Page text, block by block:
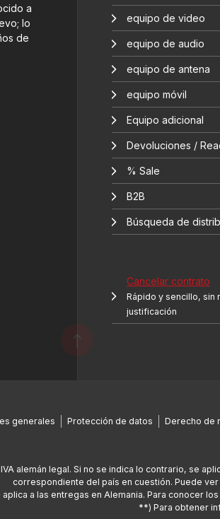
a
lo
de
equipo de video
equipo de audio
equipo de antena
equipo móvil
Equipo adicional
Devoluciones /
% Sale
B2B
Búsqueda de
Cancelar contrato
Rápido y sencillo, sin
justificación
generales Protección de datos Derecho de
alemán legal. Si no se indica lo contrario, se
correspondiente del país en cuestión. Puede
aplica a las entregas en Alemania. Para conocer
**) Para obtener